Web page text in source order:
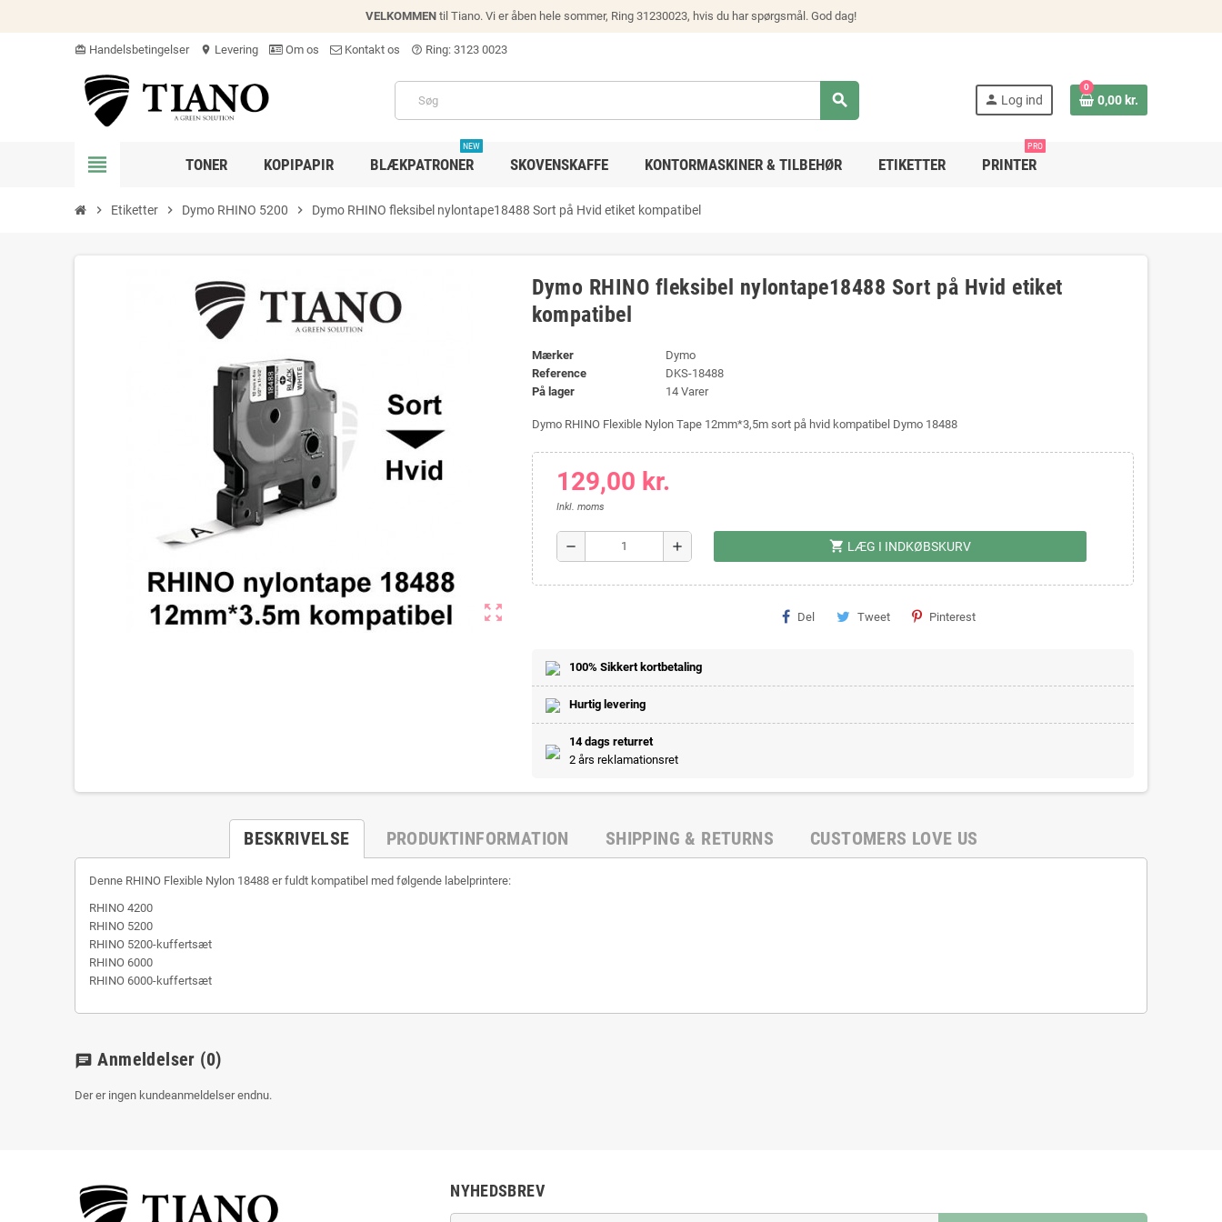
VELKOMMEN til Tiano. Vi er åben hele sommer, Ring 31230023, hvis du har spørgsmål. God dag!
card_giftcard Handelsbetingelser location_on Levering Om os Kontakt os help_outline Ring: 3123 0023
search person Log ind
0
0,00 kr.
view_headline TONER KOPIPAPIR BLÆKPATRONER
NEW
SKOVENSKAFFE KONTORMASKINER & TILBEHØR ETIKETTER PRINTER
PRO
chevron_right Etiketter chevron_right Dymo RHINO 5200 chevron_right Dymo RHINO fleksibel nylontape18488 Sort på Hvid etiket kompatibel
zoom_out_map
Dymo RHINO fleksibel nylontape18488 Sort på Hvid etiket
kompatibel
Mærker
Dymo
Reference
DKS-18488
På lager
14 Varer
Dymo RHINO Flexible Nylon Tape 12mm*3,5m sort på hvid kompatibel Dymo 18488
129,00 kr.
Inkl. moms
remove add shopping_cart LÆG I INDKØBSKURV
Del Tweet Pinterest
100% Sikkert kortbetaling
Hurtig levering
14 dags returret
2 års reklamationsret
BESKRIVELSE PRODUKTINFORMATION SHIPPING & RETURNS CUSTOMERS LOVE US
Denne RHINO Flexible Nylon 18488 er fuldt kompatibel med følgende labelprintere:
RHINO 4200
RHINO 5200
RHINO 5200-kuffertsæt
RHINO 6000
RHINO 6000-kuffertsæt
chat Anmeldelser (0)
Der er ingen kundeanmeldelser endnu.
NYHEDSBREV